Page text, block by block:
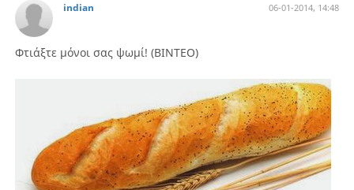
indian 06-01-2014, 14:48
Φτιάξτε μόνοι σας ψωμί! (ΒΙΝΤΕΟ)